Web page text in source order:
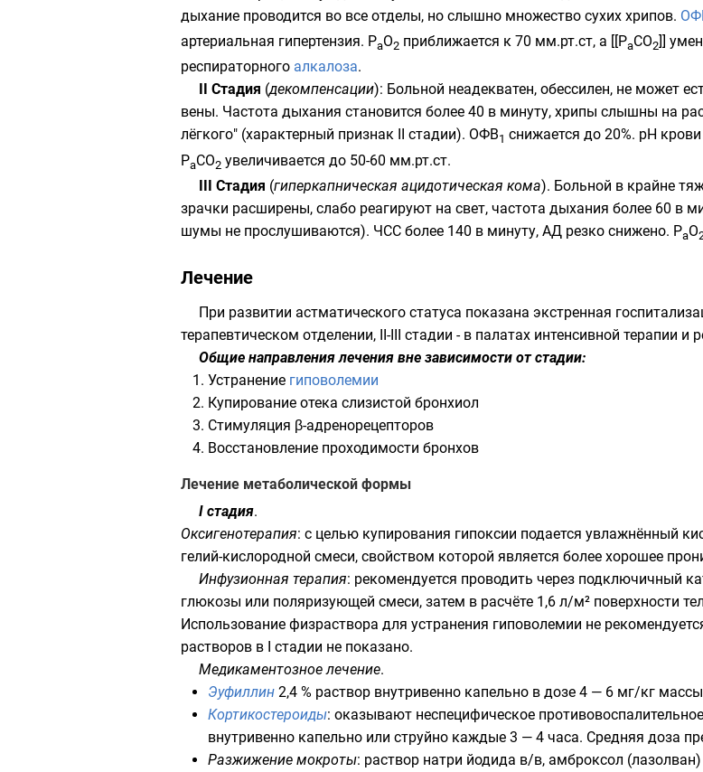
дыхание проводится во все отделы, но слышно множество сухих хрипов.
артериальная гипертензия. РаО2 приближается к 70 мм.рт.ст, а [[РаСО2]]
респираторного алкалоза.
II Стадия (декомпенсации): Больной неадекватен, обессилен, не может
вены. Частота дыхания становится более 40 в минуту, хрипы слышны на
лёгкого" (характерный признак II стадии). ОФВ1 снижается до 20%. рН
РаСО2 увеличивается до 50-60 мм.рт.ст.
III Стадия (гиперкапническая ацидотическая кома). Больной в крайне
зрачки расширены, слабо реагируют на свет, частота дыхания более 60 в
шумы не прослушиваются). ЧСС более 140 в минуту, АД резко снижено. РаО
Лечение
При развитии астматического статуса показана экстренная
терапевтическом отделении, II-III стадии - в палатах интенсивной терапии и
Общие направления лечения вне зависимости от стадии:
Устранение гиповолемии
Купирование отека слизистой бронхиол
Стимуляция β-адренорецепторов
Восстановление проходимости бронхов
Лечение метаболической формы
I стадия.
Оксигенотерапия: с целью купирования гипоксии подается увлажнённый
гелий-кислородной смеси, свойством которой является более хорошее
Инфузионная терапия: рекомендуется проводить через подключичный
глюкозы или поляризующей смеси, затем в расчёте 1,6 л/м² поверхности
Использование физраствора для устранения гиповолемии не
растворов в I стадии не показано.
Медикаментозное лечение.
Эуфиллин 2,4 % раствор внутривенно капельно в дозе 4 — 6 мг/кг
Кортикостероиды: оказывают неспецифическое
внутривенно капельно или струйно каждые 3 — 4 часа. Средняя доза
Разжижение мокроты: раствор натри йодида в/в, амброксол